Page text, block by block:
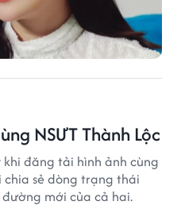
NSƯT Thành Lộc
đăng tải hình ảnh cùng
chia sẻ dòng trạng thái
mới của cả hai.